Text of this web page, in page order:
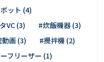
ット (4)
VC (3)
#炊飯機器 (3)
画 (3)
#攪拌機 (2)
フリーザー (1)